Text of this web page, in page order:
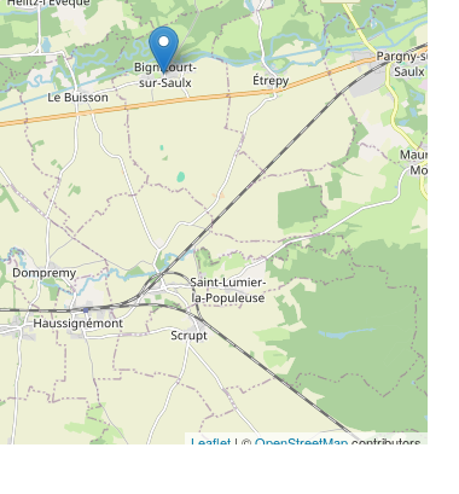
Leaflet| ©OpenStreetMapcontributors